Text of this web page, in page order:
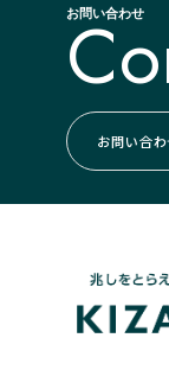
お問い合わせ
お問い合わ